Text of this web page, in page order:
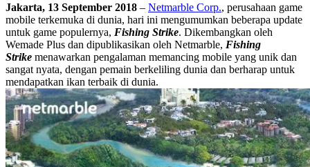
Jakarta, 13 September 2018 – Netmarble Corp., perusahaan game
mobile terkemuka di dunia, hari ini mengumumkan beberapa update
untuk game populernya, Fishing Strike. Dikembangkan oleh
Wemade Plus dan dipublikasikan oleh Netmarble, Fishing
Strike menawarkan pengalaman memancing mobile yang unik dan
sangat nyata, dengan pemain berkeliling dunia dan berharap untuk
mendapatkan ikan terbaik di dunia.